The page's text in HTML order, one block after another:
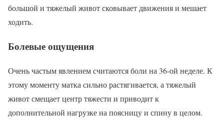
большой и тяжелый живот сковывает движения и мешает
ходить.
Болевые ощущения
Очень частым явлением считаются боли на 36-ой неделе. К
этому моменту матка сильно растягивается, а тяжелый
живот смещает центр тяжести и приводит к
дополнительной нагрузке на поясницу и спину в целом.